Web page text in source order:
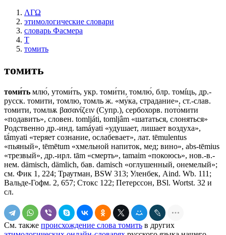
ΛΓΩ
этимологические словари
словарь Фасмера
Т
томить
томить
томи́ть млю́, утоми́ть, укр. томи́ти, томлю́, блр. томíць, др.-
русск. томити, томлю, томль ж. «му́ка, страдание», ст.-слав.
томити, томлѭ βασανίζειν (Супр.), сербохорв. пото̀мити
«подавить», словен. tomljáti, tomljâm «шататься, слоняться»
Родственно др.-инд. tamáyati «удушает, лишает воздуха»,
tā́myati «теряет сознание, ослабевает», лат. tēmulentus
«пьяный», tēmētum «хмельной напиток, мед; вино», abs-tēmius
«трезвый», др.-ирл. tām «смерть», tamaim «покоюсь», нов.-в.-
нем. dämisch, dämlich, бав. damisch «оглушенный, онемелый»;
см. Фик 1, 224; Траутман, ВSW 313; Уленбек, Aind. Wb. 111;
Вальде-Гофм. 2, 657; Стокс 122; Петерссон, BSl. Wortst. 32 и
сл.
См. также происхождение слова томить в других